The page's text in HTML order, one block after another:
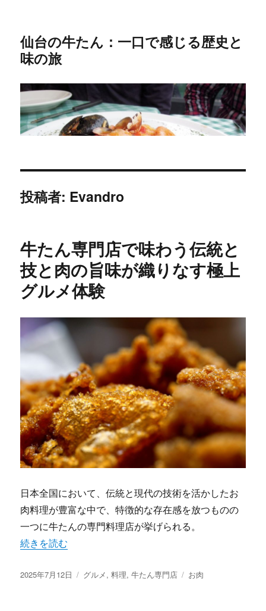
仙台の牛たん：一口で感じる歴史と
味の旅
投稿者: Evandro
牛たん専門店で味わう伝統と
技と肉の旨味が織りなす極上
グルメ体験
日本全国において、伝統と現代の技術を活かしたお
肉料理が豊富な中で、特徴的な存在感を放つものの
一つに牛たんの専門料理店が挙げられる。
“牛たん専門店で味わう伝統と技と肉の旨味が織りなす極
続きを読む
投
2025年7月12日
カ
グルメ,料理,牛たん専門店
タ
お肉